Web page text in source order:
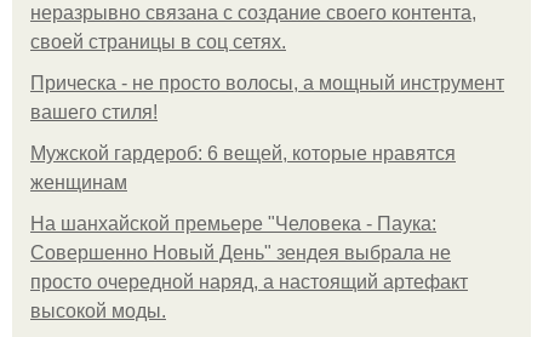
неразрывно связана с создание своего контента,
своей страницы в соц сетях.
Прическа - не просто волосы, а мощный инструмент
вашего стиля!
Мужской гардероб: 6 вещей, которые нравятся
женщинам
На шанхайской премьере "Человека - Паука:
Совершенно Новый День" зендея выбрала не
просто очередной наряд, а настоящий артефакт
высокой моды.